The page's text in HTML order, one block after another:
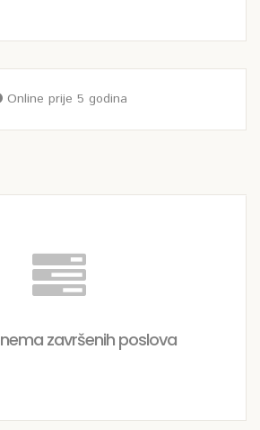
Online prije 5 godina
završenih poslova